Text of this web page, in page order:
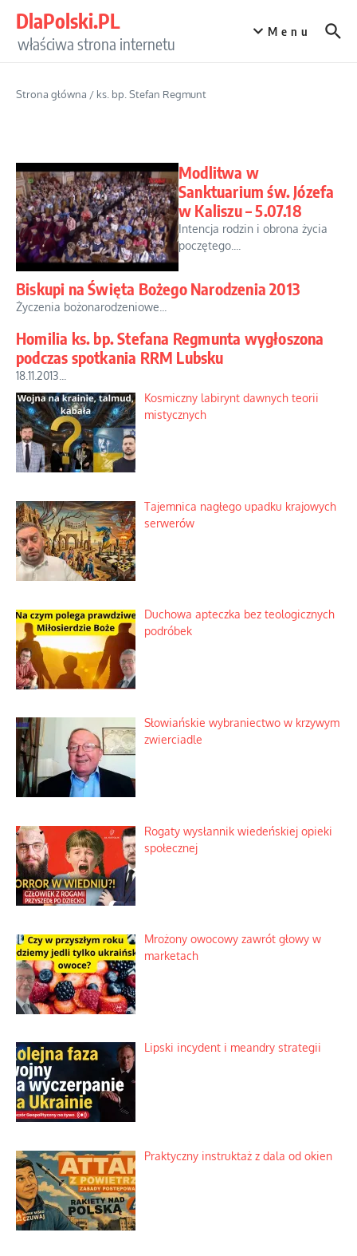
DlaPolski.PL
właściwa strona internetu
Menu
Strona główna / ks. bp. Stefan Regmunt
Modlitwa w
Sanktuarium św. Józefa
w Kaliszu – 5.07.18
Intencja rodzin i obrona życia
poczętego....
Biskupi na Święta Bożego Narodzenia 2013
Życzenia bożonarodzeniowe...
Homilia ks. bp. Stefana Regmunta wygłoszona
podczas spotkania RRM Lubsku
18.11.2013...
Kosmiczny labirynt dawnych teorii
mistycznych
Tajemnica nagłego upadku krajowych
serwerów
Duchowa apteczka bez teologicznych
podróbek
Słowiańskie wybraniectwo w krzywym
zwierciadle
Rogaty wysłannik wiedeńskiej opieki
społecznej
Mrożony owocowy zawrót głowy w
marketach
Lipski incydent i meandry strategii
Praktyczny instruktaż z dala od okien